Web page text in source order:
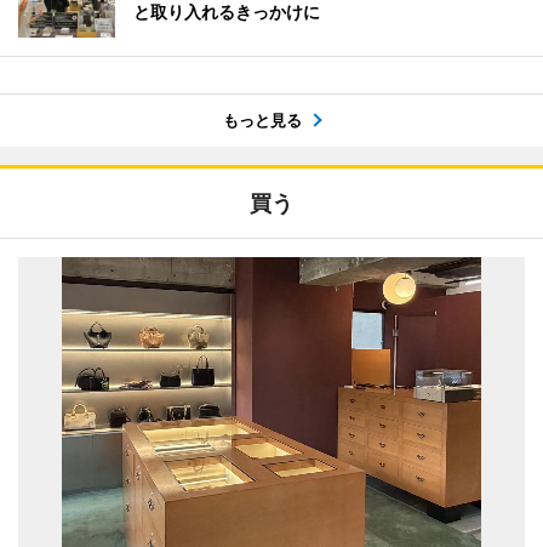
と取り入れるきっかけに
もっと見る
買う